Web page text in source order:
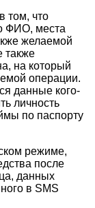
том, что
ФИО, места
желаемой
также
на который
операции.
данные кого-
личность
по паспорту
режиме,
после
данных
в SMS